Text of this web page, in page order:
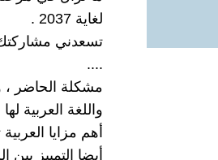
لغاية 2037 .
تسعدني
....
مشكلة الحاضر ،
واللغة العربية
أهم مزايا
أيضا التمييز